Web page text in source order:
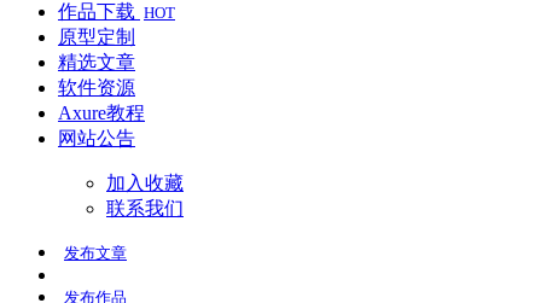
作品下载 HOT
原型定制
精选文章
软件资源
Axure教程
网站公告
加入收藏
联系我们
发布文章
发布作品